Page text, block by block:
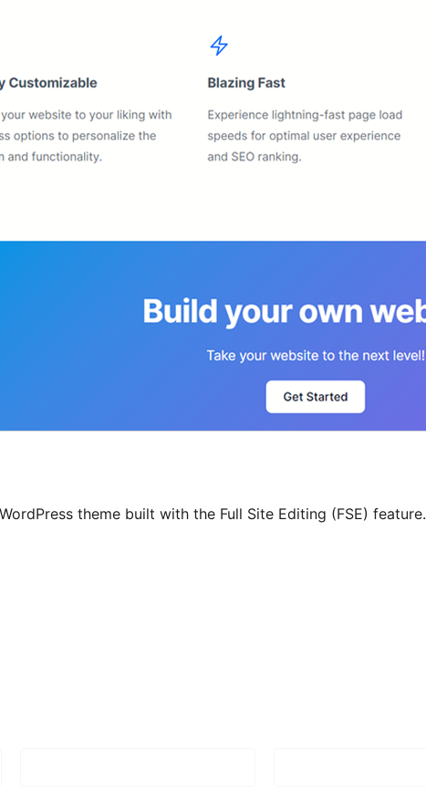
theme built with the Full Site Editing (FSE) feature.